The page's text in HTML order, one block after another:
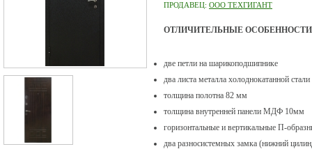
ПРОДАВЕЦ: ООО ТЕХГИГАНТ
ОТЛИЧИТЕЛЬНЫЕ ОСОБЕННОСТИ
две петли на шарикоподшипнике
два листа металла холоднокатанной стали
толщина полотна 82 мм
толщина внутренней панели МДФ 10мм
горизонтальные и вертикальные П-
два разносистемных замка (нижний